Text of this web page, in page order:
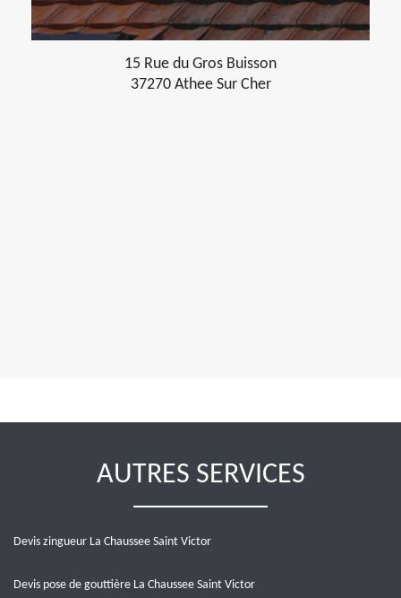
15 Rue du Gros Buisson
37270 Athee Sur Cher
AUTRES SERVICES
Devis zingueur La Chaussee Saint Victor
Devis pose de gouttière La Chaussee Saint Victor